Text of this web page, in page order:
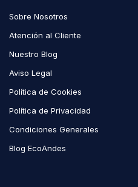
Sobre Nosotros
Atención al Cliente
Nuestro Blog
Aviso Legal
Política de Cookies
Política de Privacidad
Condiciones Generales
Blog EcoAndes